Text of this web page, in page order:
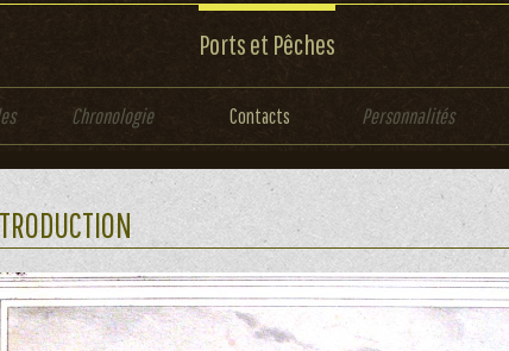
Ports et Pêches
Chronologie Contacts Personnalités